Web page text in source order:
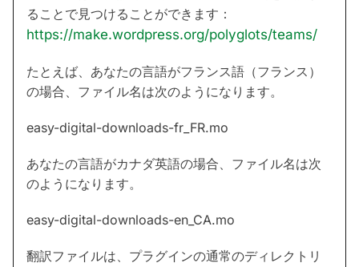
ることで見つけることができます：
https://make.wordpress.org/polyglots/teams/
たとえば、あなたの言語がフランス語（フランス）
の場合、ファイル名は次のようになります。
easy-digital-downloads-fr_FR.mo
あなたの言語がカナダ英語の場合、ファイル名は次
のようになります。
easy-digital-downloads-en_CA.mo
翻訳ファイルは、プラグインの通常のディレクトリ